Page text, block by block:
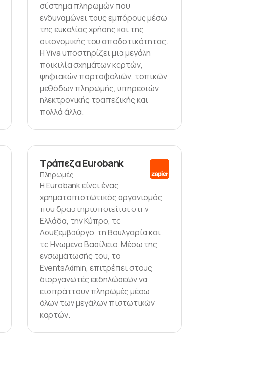
σύστημα πληρωμών που
ενδυναμώνει τους εμπόρους μέσω
της ευκολίας χρήσης και της
οικονομικής του αποδοτικότητας.
Η Viva υποστηρίζει μια μεγάλη
ποικιλία σχημάτων καρτών,
ψηφιακών πορτοφολιών, τοπικών
μεθόδων πληρωμής, υπηρεσιών
ηλεκτρονικής τραπεζικής και
πολλά άλλα.
Τράπεζα Eurobank
Πληρωμές
Η Eurobank είναι ένας
χρηματοπιστωτικός οργανισμός
που δραστηριοποιείται στην
Ελλάδα, την Κύπρο, το
Λουξεμβούργο, τη Βουλγαρία και
το Ηνωμένο Βασίλειο. Μέσω της
ενσωμάτωσής του, το
EventsAdmin, επιτρέπει στους
διοργανωτές εκδηλώσεων να
εισπράττουν πληρωμές μέσω
όλων των μεγάλων πιστωτικών
καρτών.